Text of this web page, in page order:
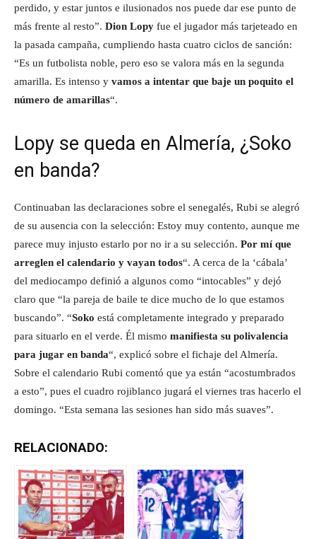
perdido, y estar juntos e ilusionados nos puede dar ese punto de
más frente al resto”. Dion Lopy fue el jugador más tarjeteado en
la pasada campaña, cumpliendo hasta cuatro ciclos de sanción:
“Es un futbolista noble, pero eso se valora más en la segunda
amarilla. Es intenso y vamos a intentar que baje un poquito el
número de amarillas“.
Lopy se queda en Almería, ¿Soko
en banda?
Continuaban las declaraciones sobre el senegalés, Rubi se alegró
de su ausencia con la selección: Estoy muy contento, aunque me
parece muy injusto estarlo por no ir a su selección. Por mí que
arreglen el calendario y vayan todos“. A cerca de la ‘cábala’
del mediocampo definió a algunos como “intocables” y dejó
claro que “la pareja de baile te dice mucho de lo que estamos
buscando”. “Soko está completamente integrado y preparado
para situarlo en el verde. Él mismo manifiesta su polivalencia
para jugar en banda“, explicó sobre el fichaje del Almería.
Sobre el calendario Rubi comentó que ya están “acostumbrados
a esto”, pues el cuadro rojiblanco jugará el viernes tras hacerlo el
domingo. “Esta semana las sesiones han sido más suaves”.
RELACIONADO: